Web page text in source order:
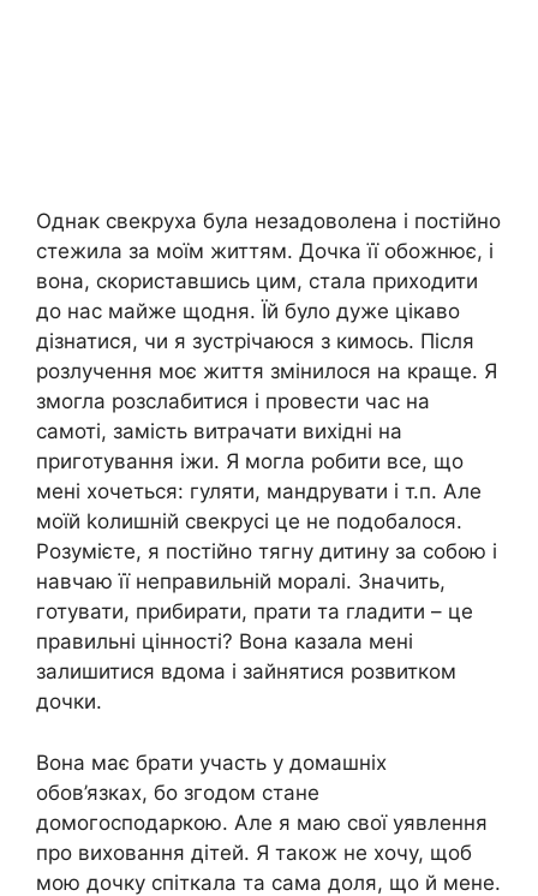
Однак свекруха була незадоволена і постійно
стежила за моїм життям. Дочка її обожнює, і
вона, скориставшись цим, стала приходити
до нас майже щодня. Їй було дуже цікаво
дізнатися, чи я зустрічаюся з кимось. Після
розлучення моє життя змінилося на краще. Я
змогла розслабитися і провести час на
самоті, замість витрачати вихідні на
приготування іжи. Я могла робити все, що
мені хочеться: гуляти, мандрувати і т.п. Але
моїй kолишній свекрусі це не подобалося.
Розумієте, я постійно тягну дитину за собою і
навчаю її неправильній моралі. Значить,
готувати, прибирати, прати та гладити – це
правильні цінності? Вона казала мені
залишитися вдома і зайнятися розвитком
дочки.
Вона має брати участь у домашніх
обов’язках, бо згодом стане
домогосподаркою. Але я маю свої уявлення
про виховання дітей. Я також не хочу, щоб
мою дочку спіткала та сама доля, що й мене.